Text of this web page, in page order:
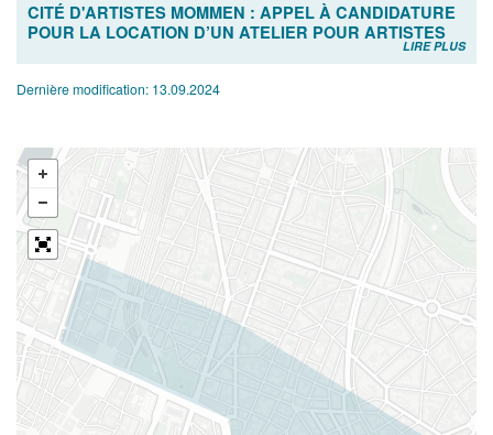
CITÉ D'ARTISTES MOMMEN : APPEL À CANDIDATURE
POUR LA LOCATION D’UN ATELIER POUR ARTISTES
LIRE PLUS
Dernière modification: 13.09.2024